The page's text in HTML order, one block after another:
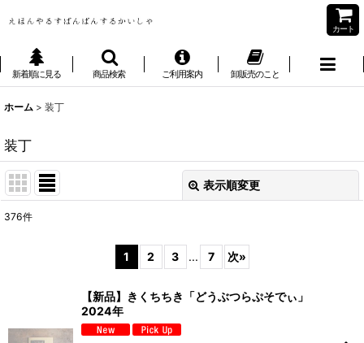
カート
新着順に見る 商品検索 ご利用案内 卸販売のこと
ホーム > 装丁
装丁
表示順変更
376件
1 2 3 ... 7 次»
【新品】きくちちき「どうぶつらぷそでぃ」
2024年